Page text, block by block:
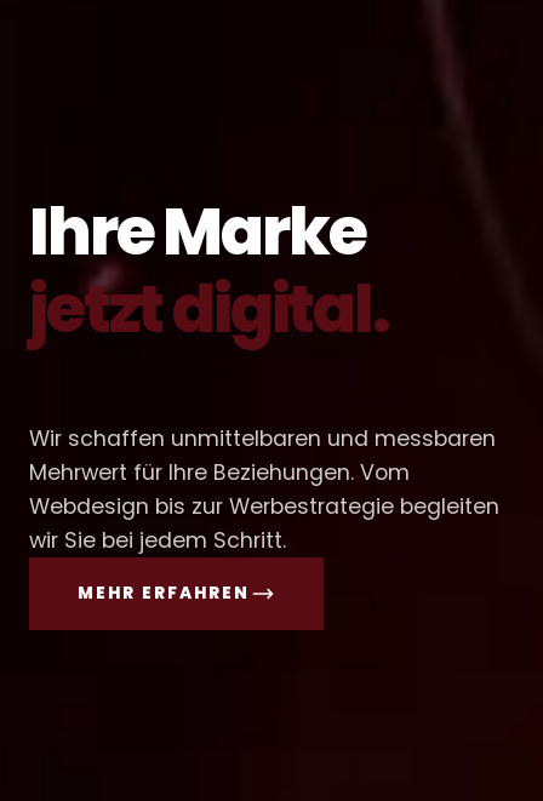
Ihre Marke
jetzt digital.
Wir schaffen unmittelbaren und messbaren
Mehrwert für Ihre Beziehungen. Vom
Webdesign bis zur Werbestrategie begleiten
wir Sie bei jedem Schritt.
MEHR ERFAHREN